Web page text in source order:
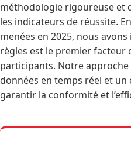
méthodologie rigoureuse et
les indicateurs de réussite.
menées en 2025, nous
règles est le premier facteur
participants. Notre approche
données en temps réel et
garantir la conformité et